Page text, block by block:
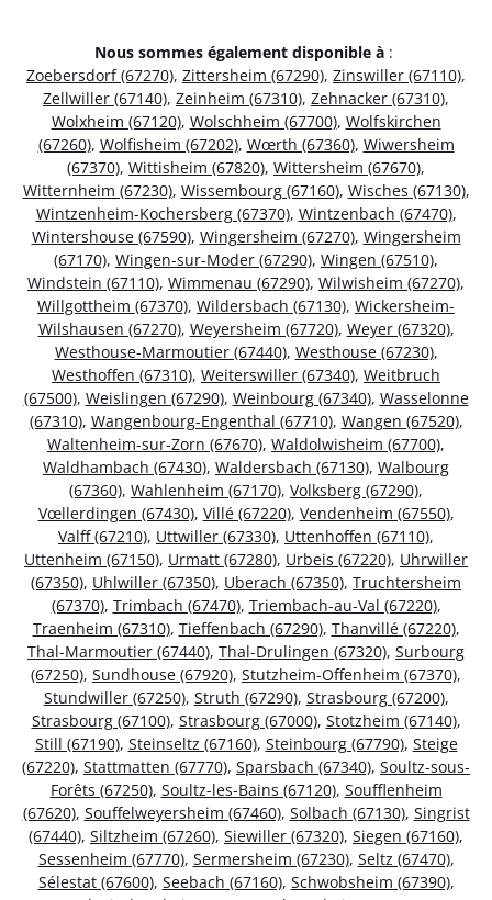
Nous sommes également disponible à :
Zoebersdorf (67270), Zittersheim (67290), Zinswiller (67110),
Zellwiller (67140), Zeinheim (67310), Zehnacker (67310),
Wolxheim (67120), Wolschheim (67700), Wolfskirchen
(67260), Wolfisheim (67202), Wœrth (67360), Wiwersheim
(67370), Wittisheim (67820), Wittersheim (67670),
Witternheim (67230), Wissembourg (67160), Wisches (67130),
Wintzenheim-Kochersberg (67370), Wintzenbach (67470),
Wintershouse (67590), Wingersheim (67270), Wingersheim
(67170), Wingen-sur-Moder (67290), Wingen (67510),
Windstein (67110), Wimmenau (67290), Wilwisheim (67270),
Willgottheim (67370), Wildersbach (67130), Wickersheim-
Wilshausen (67270), Weyersheim (67720), Weyer (67320),
Westhouse-Marmoutier (67440), Westhouse (67230),
Westhoffen (67310), Weiterswiller (67340), Weitbruch
(67500), Weislingen (67290), Weinbourg (67340), Wasselonne
(67310), Wangenbourg-Engenthal (67710), Wangen (67520),
Waltenheim-sur-Zorn (67670), Waldolwisheim (67700),
Waldhambach (67430), Waldersbach (67130), Walbourg
(67360), Wahlenheim (67170), Volksberg (67290),
Vœllerdingen (67430), Villé (67220), Vendenheim (67550),
Valff (67210), Uttwiller (67330), Uttenhoffen (67110),
Uttenheim (67150), Urmatt (67280), Urbeis (67220), Uhrwiller
(67350), Uhlwiller (67350), Uberach (67350), Truchtersheim
(67370), Trimbach (67470), Triembach-au-Val (67220),
Traenheim (67310), Tieffenbach (67290), Thanvillé (67220),
Thal-Marmoutier (67440), Thal-Drulingen (67320), Surbourg
(67250), Sundhouse (67920), Stutzheim-Offenheim (67370),
Stundwiller (67250), Struth (67290), Strasbourg (67200),
Strasbourg (67100), Strasbourg (67000), Stotzheim (67140),
Still (67190), Steinseltz (67160), Steinbourg (67790), Steige
(67220), Stattmatten (67770), Sparsbach (67340), Soultz-sous-
Forêts (67250), Soultz-les-Bains (67120), Soufflenheim
(67620), Souffelweyersheim (67460), Solbach (67130), Singrist
(67440), Siltzheim (67260), Siewiller (67320), Siegen (67160),
Sessenheim (67770), Sermersheim (67230), Seltz (67470),
Sélestat (67600), Seebach (67160), Schwobsheim (67390),